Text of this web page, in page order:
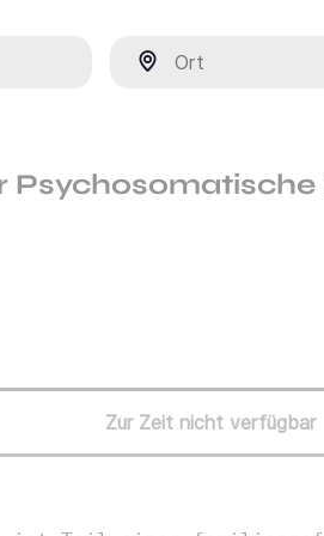
Zur Zeit nicht verfügbar